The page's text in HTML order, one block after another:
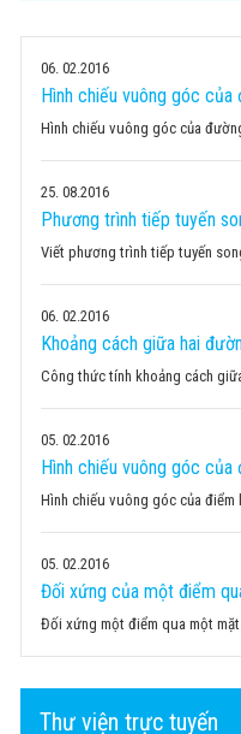
06 02.2016
Hình chiếu vuông góc
Hình chiếu vuông góc của
25 08.2016
Phương trình tiếp tuyến
Viết phương trình tiếp tuyến
06 02.2016
Khoảng cách giữa hai
Công thức tính khoảng cách
05 02.2016
Hình chiếu vuông góc
Hình chiếu vuông góc của điểm
05 02.2016
Đối xứng của một điểm
Đối xứng một điểm qua một
Thư viện trực tuyến